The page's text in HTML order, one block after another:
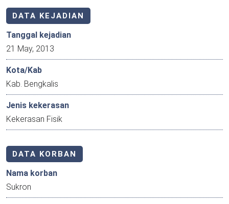
DATA KEJADIAN
Tanggal kejadian
21 May, 2013
Kota/Kab
Kab. Bengkalis
Jenis kekerasan
Kekerasan Fisik
DATA KORBAN
Nama korban
Sukron